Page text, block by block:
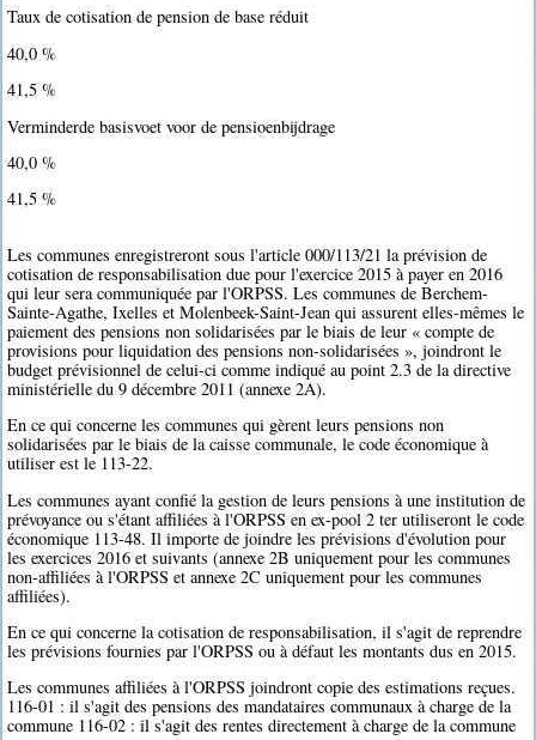
Taux de cotisation de pension de base réduit
40,0 %
41,5 %
Verminderde basisvoet voor de pensioenbijdrage
40,0 %
41,5 %
Les communes enregistreront sous l'article 000/113/21 la prévision de
cotisation de responsabilisation due pour l'exercice 2015 à payer en 2016
qui leur sera communiquée par l'ORPSS. Les communes de Berchem-
Sainte-Agathe, Ixelles et Molenbeek-Saint-Jean qui assurent elles-mêmes le
paiement des pensions non solidarisées par le biais de leur « compte de
provisions pour liquidation des pensions non-solidarisées », joindront le
budget prévisionnel de celui-ci comme indiqué au point 2.3 de la directive
ministérielle du 9 décembre 2011 (annexe 2A).
En ce qui concerne les communes qui gèrent leurs pensions non
solidarisées par le biais de la caisse communale, le code économique à
utiliser est le 113-22.
Les communes ayant confié la gestion de leurs pensions à une institution de
prévoyance ou s'étant affiliées à l'ORPSS en ex-pool 2 ter utiliseront le code
économique 113-48. Il importe de joindre les prévisions d'évolution pour
les exercices 2016 et suivants (annexe 2B uniquement pour les communes
non-affiliées à l'ORPSS et annexe 2C uniquement pour les communes
affiliées).
En ce qui concerne la cotisation de responsabilisation, il s'agit de reprendre
les prévisions fournies par l'ORPSS ou à défaut les montants dus en 2015.
Les communes affiliées à l'ORPSS joindront copie des estimations reçues.
116-01 : il s'agit des pensions des mandataires communaux à charge de la
commune 116-02 : il s'agit des rentes directement à charge de la commune